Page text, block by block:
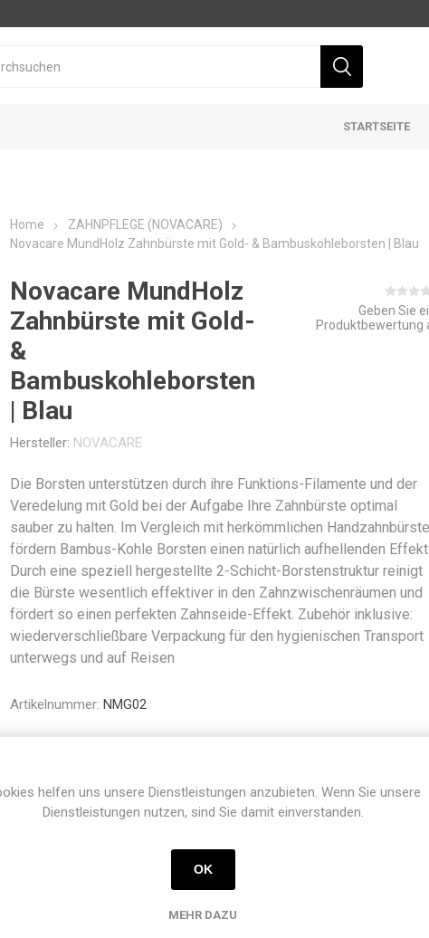
STARTSEITE
Home
ZAHNPFLEGE (NOVACARE)
Novacare MundHolz Zahnbürste mit Gold- & Bambuskohleborsten | Blau
Novacare MundHolz
Zahnbürste mit Gold-
&
Bambuskohleborsten
| Blau
Hersteller: NOVACARE
Geben Sie
Produktbewertung
Die Borsten unterstützen durch ihre Funktions-Filamente und der
Veredelung mit Gold bei der Aufgabe Ihre Zahnbürste optimal
sauber zu halten. Im Vergleich mit herkömmlichen
fördern Bambus-Kohle Borsten einen natürlich aufhellenden Effekt.
Durch eine speziell hergestellte 2-Schicht-Borstenstruktur reinigt
die Bürste wesentlich effektiver in den Zahnzwischenräumen und
fördert so einen perfekten Zahnseide-Effekt. Zubehör inklusive:
wiederverschließbare Verpackung für den hygienischen Transport
unterwegs und auf Reisen
Artikelnummer: NMG02
besteht aus besteht aus30% Recyclinganteil
97%
Zahnbürste ist es gelungen, das Beste perfekt zu vereinen: Den
Die bewährte novacare Borsten-Technologie garantiert hygienische
helfen uns unsere Dienstleistungen anzubieten. Wenn Sie unsere
Dienstleistungen nutzen, sind Sie damit einverstanden.
OK
MEHR DAZU